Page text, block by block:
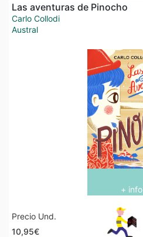
Las aventuras de Pinocho
Carlo Collodi
Austral
+ info
Precio Und.
10,95€